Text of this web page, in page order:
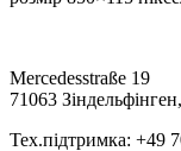
Mercedesstraße 19
71063
Тех.підтримка: +49